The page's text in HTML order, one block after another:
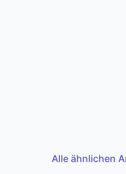
Alle ähnlichen